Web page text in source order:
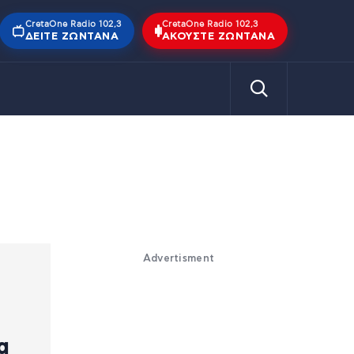
CretaOne Radio 102,3
ΔΕΊΤΕ ΖΩΝΤΑΝΆ
CretaOne Radio 102,3
ΑΚΟΎΣΤΕ ΖΩΝΤΑΝΆ
Advertisment